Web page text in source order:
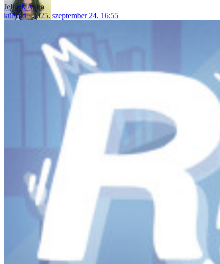
Jelinek Anna
külföld
2025. szeptember 24. 16:55